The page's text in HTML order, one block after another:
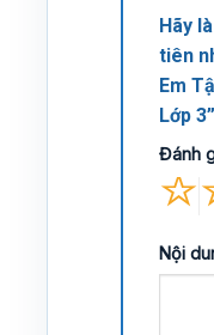
Hãy
tiên
Em
Lớp 3”
Đánh
Nội